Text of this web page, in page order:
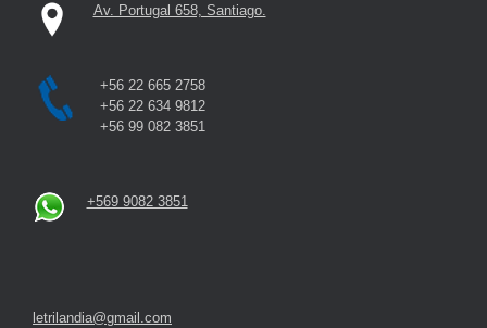
Av. Portugal 658, Santiago.
+56 22 665 2758
+56 22 634 9812
+56 99 082 3851
+569 9082 3851
letrilandia@gmail.com